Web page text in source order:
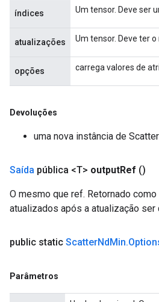
índices Um tensor. Deve ser
atualizações Um tensor. Deve ter
opções carrega valores de
Devoluções
uma nova instância de
Saída pública <T> outputRef ()
O mesmo que ref. Retornado
atualizados após a atualização ser
public static ScatterNdMin.
Parâmetros